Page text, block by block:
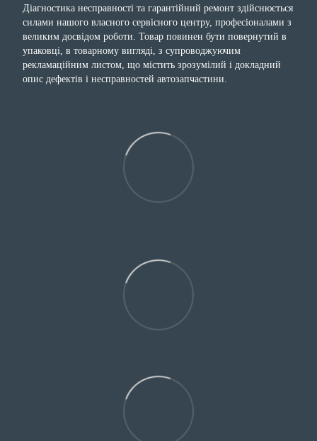
Діагностика несправності та гарантійний ремонт здійснюється
силами нашого власного сервісного центру, професіоналами з
великим досвідом роботи. Товар повинен бути повернутий в
упаковці, в товарному вигляді, з супроводжуючим
рекламаційним листом, що містить зрозумілий і докладний
опис дефектів і несправностей автозапчастини.